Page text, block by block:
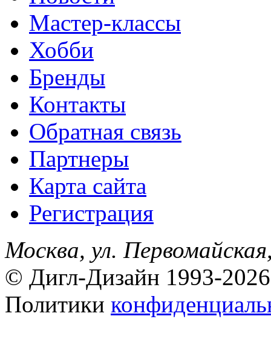
Мастер-классы
Хобби
Бренды
Контакты
Обратная связь
Партнеры
Карта сайта
Регистрация
Москва, ул.
© Дигл-Дизайн 1993-2026
Политики